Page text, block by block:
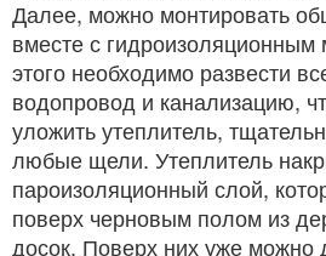
Далее, можно монтировать
вместе с
этого необходимо развести
водопровод и канализацию,
уложить утеплитель,
любые щели. Утеплитель
пароизоляционный слой,
поверх черновым полом из
досок. Поверх них уже можно